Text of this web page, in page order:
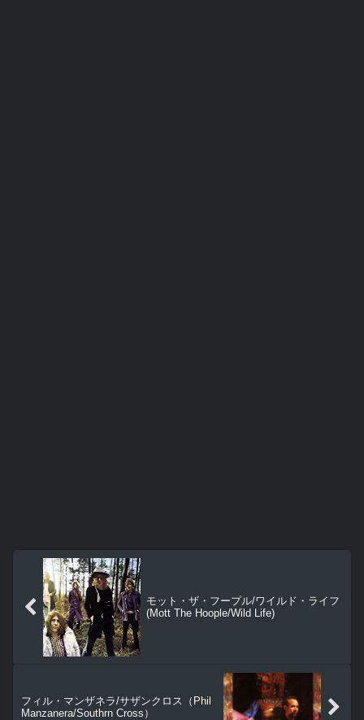
モット・ザ・フープル/ワイルド・ライフ
(Mott The Hoople/Wild Life)
フィル・マンザネラ/サザンクロス（Phil
Manzanera/Southrn Cross）